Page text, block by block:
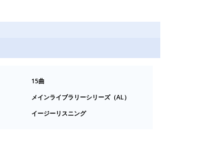
15曲
メインライブラリーシリーズ（AL）
イージーリスニング